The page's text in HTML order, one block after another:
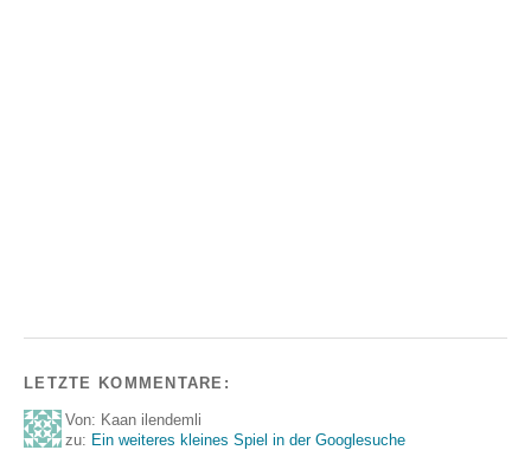
LETZTE KOMMENTARE:
Von: Kaan ilendemli
zu: Ein weiteres kleines Spiel in der Googlesuche